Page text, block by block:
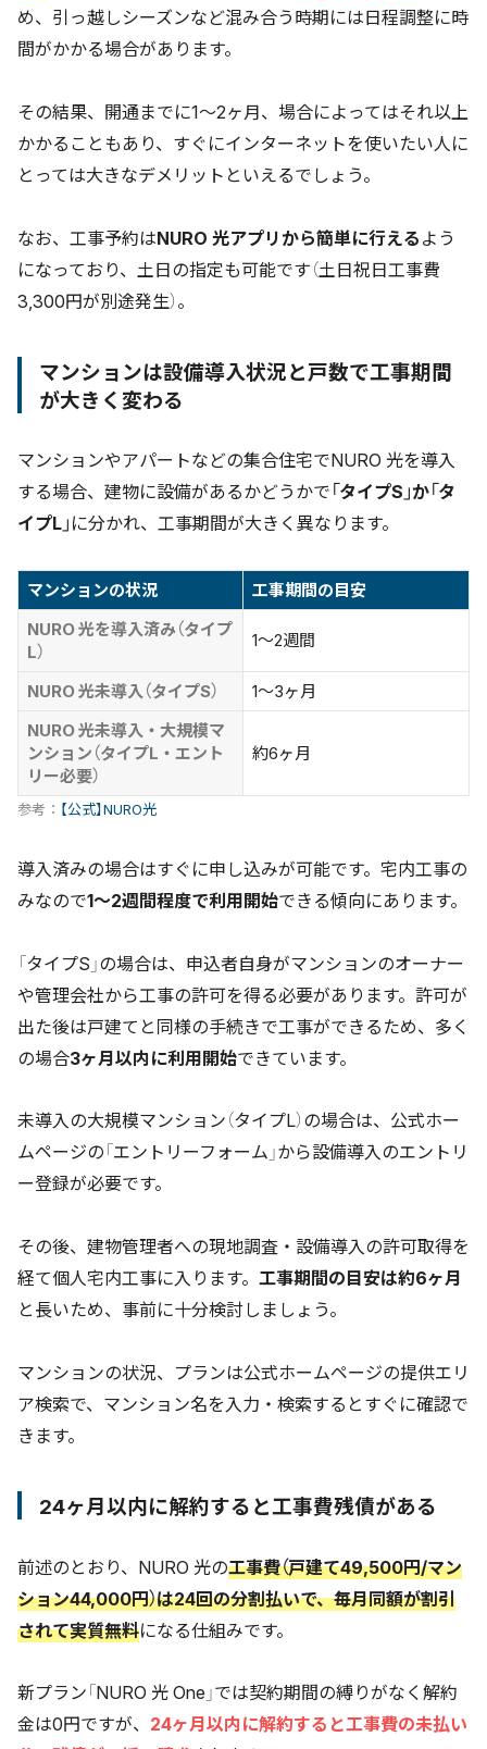
め、引っ越しシーズンなど混み合う時期には日程調整に時
間がかかる場合があります。
その結果、開通までに1〜2ヶ月、場合によってはそれ以上
かかることもあり、すぐにインターネットを使いたい人に
とっては大きなデメリットといえるでしょう。
なお、工事予約はNURO 光アプリから簡単に行えるよう
になっており、土日の指定も可能です（土日祝日工事費
3,300円が別途発生）。
マンションは設備導入状況と戸数で工事期間
が大きく変わる
マンションやアパートなどの集合住宅でNURO 光を導入
する場合、建物に設備があるかどうかで「タイプS」か「タ
イプL」に分かれ、工事期間が大きく異なります。
マンションの状況
工事期間の目安
NURO 光を導入済み（タイプ
L）
1〜2週間
NURO 光未導入（タイプS）
1〜3ヶ月
NURO 光未導入・大規模マ
ンション（タイプL・エント
リー必要）
約6ヶ月
参考： 【公式】NURO光
導入済みの場合はすぐに申し込みが可能です。宅内工事の
みなので1〜2週間程度で利用開始できる傾向にあります。
「タイプS」の場合は、申込者自身がマンションのオーナー
や管理会社から工事の許可を得る必要があります。許可が
出た後は戸建てと同様の手続きで工事ができるため、多く
の場合3ヶ月以内に利用開始できています。
未導入の大規模マンション（タイプL）の場合は、公式ホー
ムページの「エントリーフォーム」から設備導入のエントリ
ー登録が必要です。
その後、建物管理者への現地調査・設備導入の許可取得を
経て個人宅内工事に入ります。 工事期間の目安は約6ヶ月
と長いため、事前に十分検討しましょう。
マンションの状況、プランは公式ホームページの提供エリ
ア検索で、マンション名を入力・検索するとすぐに確認で
きます。
24ヶ月以内に解約すると工事費残債がある
前述のとおり、NURO 光の工事費（戸建て49,500円/マン
ション44,000円）は24回の分割払いで、毎月同額が割引
されて実質無料になる仕組みです。
新プラン「NURO 光 One」では契約期間の縛りがなく解約
金は0円ですが、 24ヶ月以内に解約すると工事費の未払い